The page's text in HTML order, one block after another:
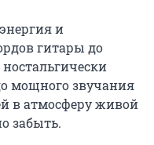
и
гитары до
мощного звучания
в атмосферу живой
забыть.